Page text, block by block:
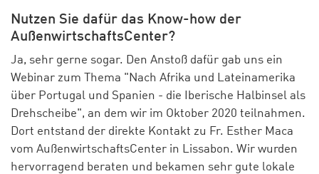
Nutzen Sie dafür das Know-how der
AußenwirtschaftsCenter?
Ja, sehr gerne sogar. Den Anstoß dafür gab uns ein
Webinar zum Thema "Nach Afrika und Lateinamerika
über Portugal und Spanien - die Iberische Halbinsel als
Drehscheibe", an dem wir im Oktober 2020 teilnahmen.
Dort entstand der direkte Kontakt zu Fr. Esther Maca
vom AußenwirtschaftsCenter in Lissabon. Wir wurden
hervorragend beraten und bekamen sehr gute lokale